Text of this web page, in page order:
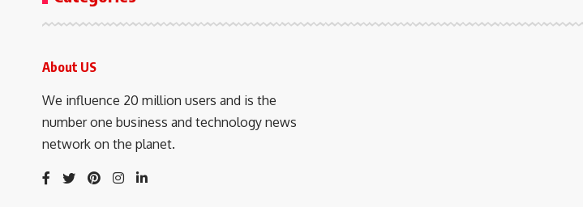
About US
We influence 20 million users and is the
number one business and technology news
network on the planet.